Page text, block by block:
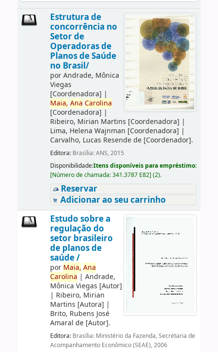
Estrutura de
concorrência no
Setor de
Operadoras de
Planos de Saúde
no Brasil/
porAndrade, Mônica
Viegas
[Coordenadora] |
Maia, Ana Carolina
[Coordenadora] |
Ribeiro, Mirian Martins [Coordenadora] |
Lima, Helena Wajnman [Coordenadora] |
Carvalho, Lucas Resende de[Coordenador].
Editora: Brasília: ANS, 2015
Disponibilidade:Itens disponíveis para empréstimo:
[Número de chamada:341.3787 E82] (2).
Reservar
Adicionar ao seu carrinho
Estudo sobre a
regulação do
setor brasileiro
de planos de
saúde /
por Maia, Ana
Carolina | Andrade,
Mônica Viegas [Autor]
| Ribeiro, Mirian
Martins [Autora] |
Brito, Rubens José
Amaral de[Autor].
Editora: Brasília: Ministério da Fazenda, Secretaria de
Acompanhamento Econômico (SEAE), 2006